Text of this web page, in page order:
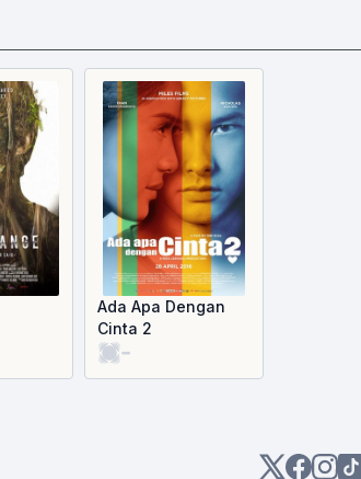
Ada Apa Dengan
Cinta 2
-